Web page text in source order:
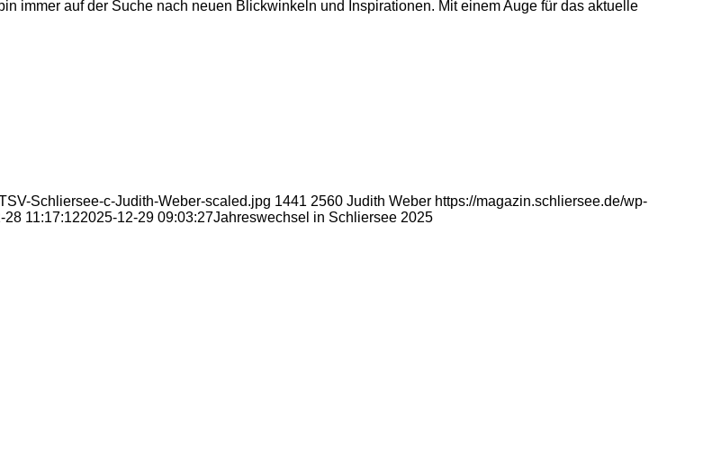
immer auf der Suche nach neuen Blickwinkeln und Inspirationen. Mit einem Auge für das aktuelle
Schliersee-c-Judith-Weber-scaled.jpg 1441 2560 Judith Weber https://magazin.schliersee.de/wp-
28 11:17:122025-12-29 09:03:27Jahreswechsel in Schliersee 2025